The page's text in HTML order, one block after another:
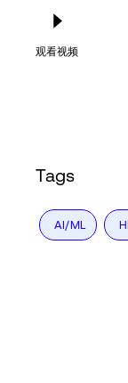
观看视频
Tags
AI/ML